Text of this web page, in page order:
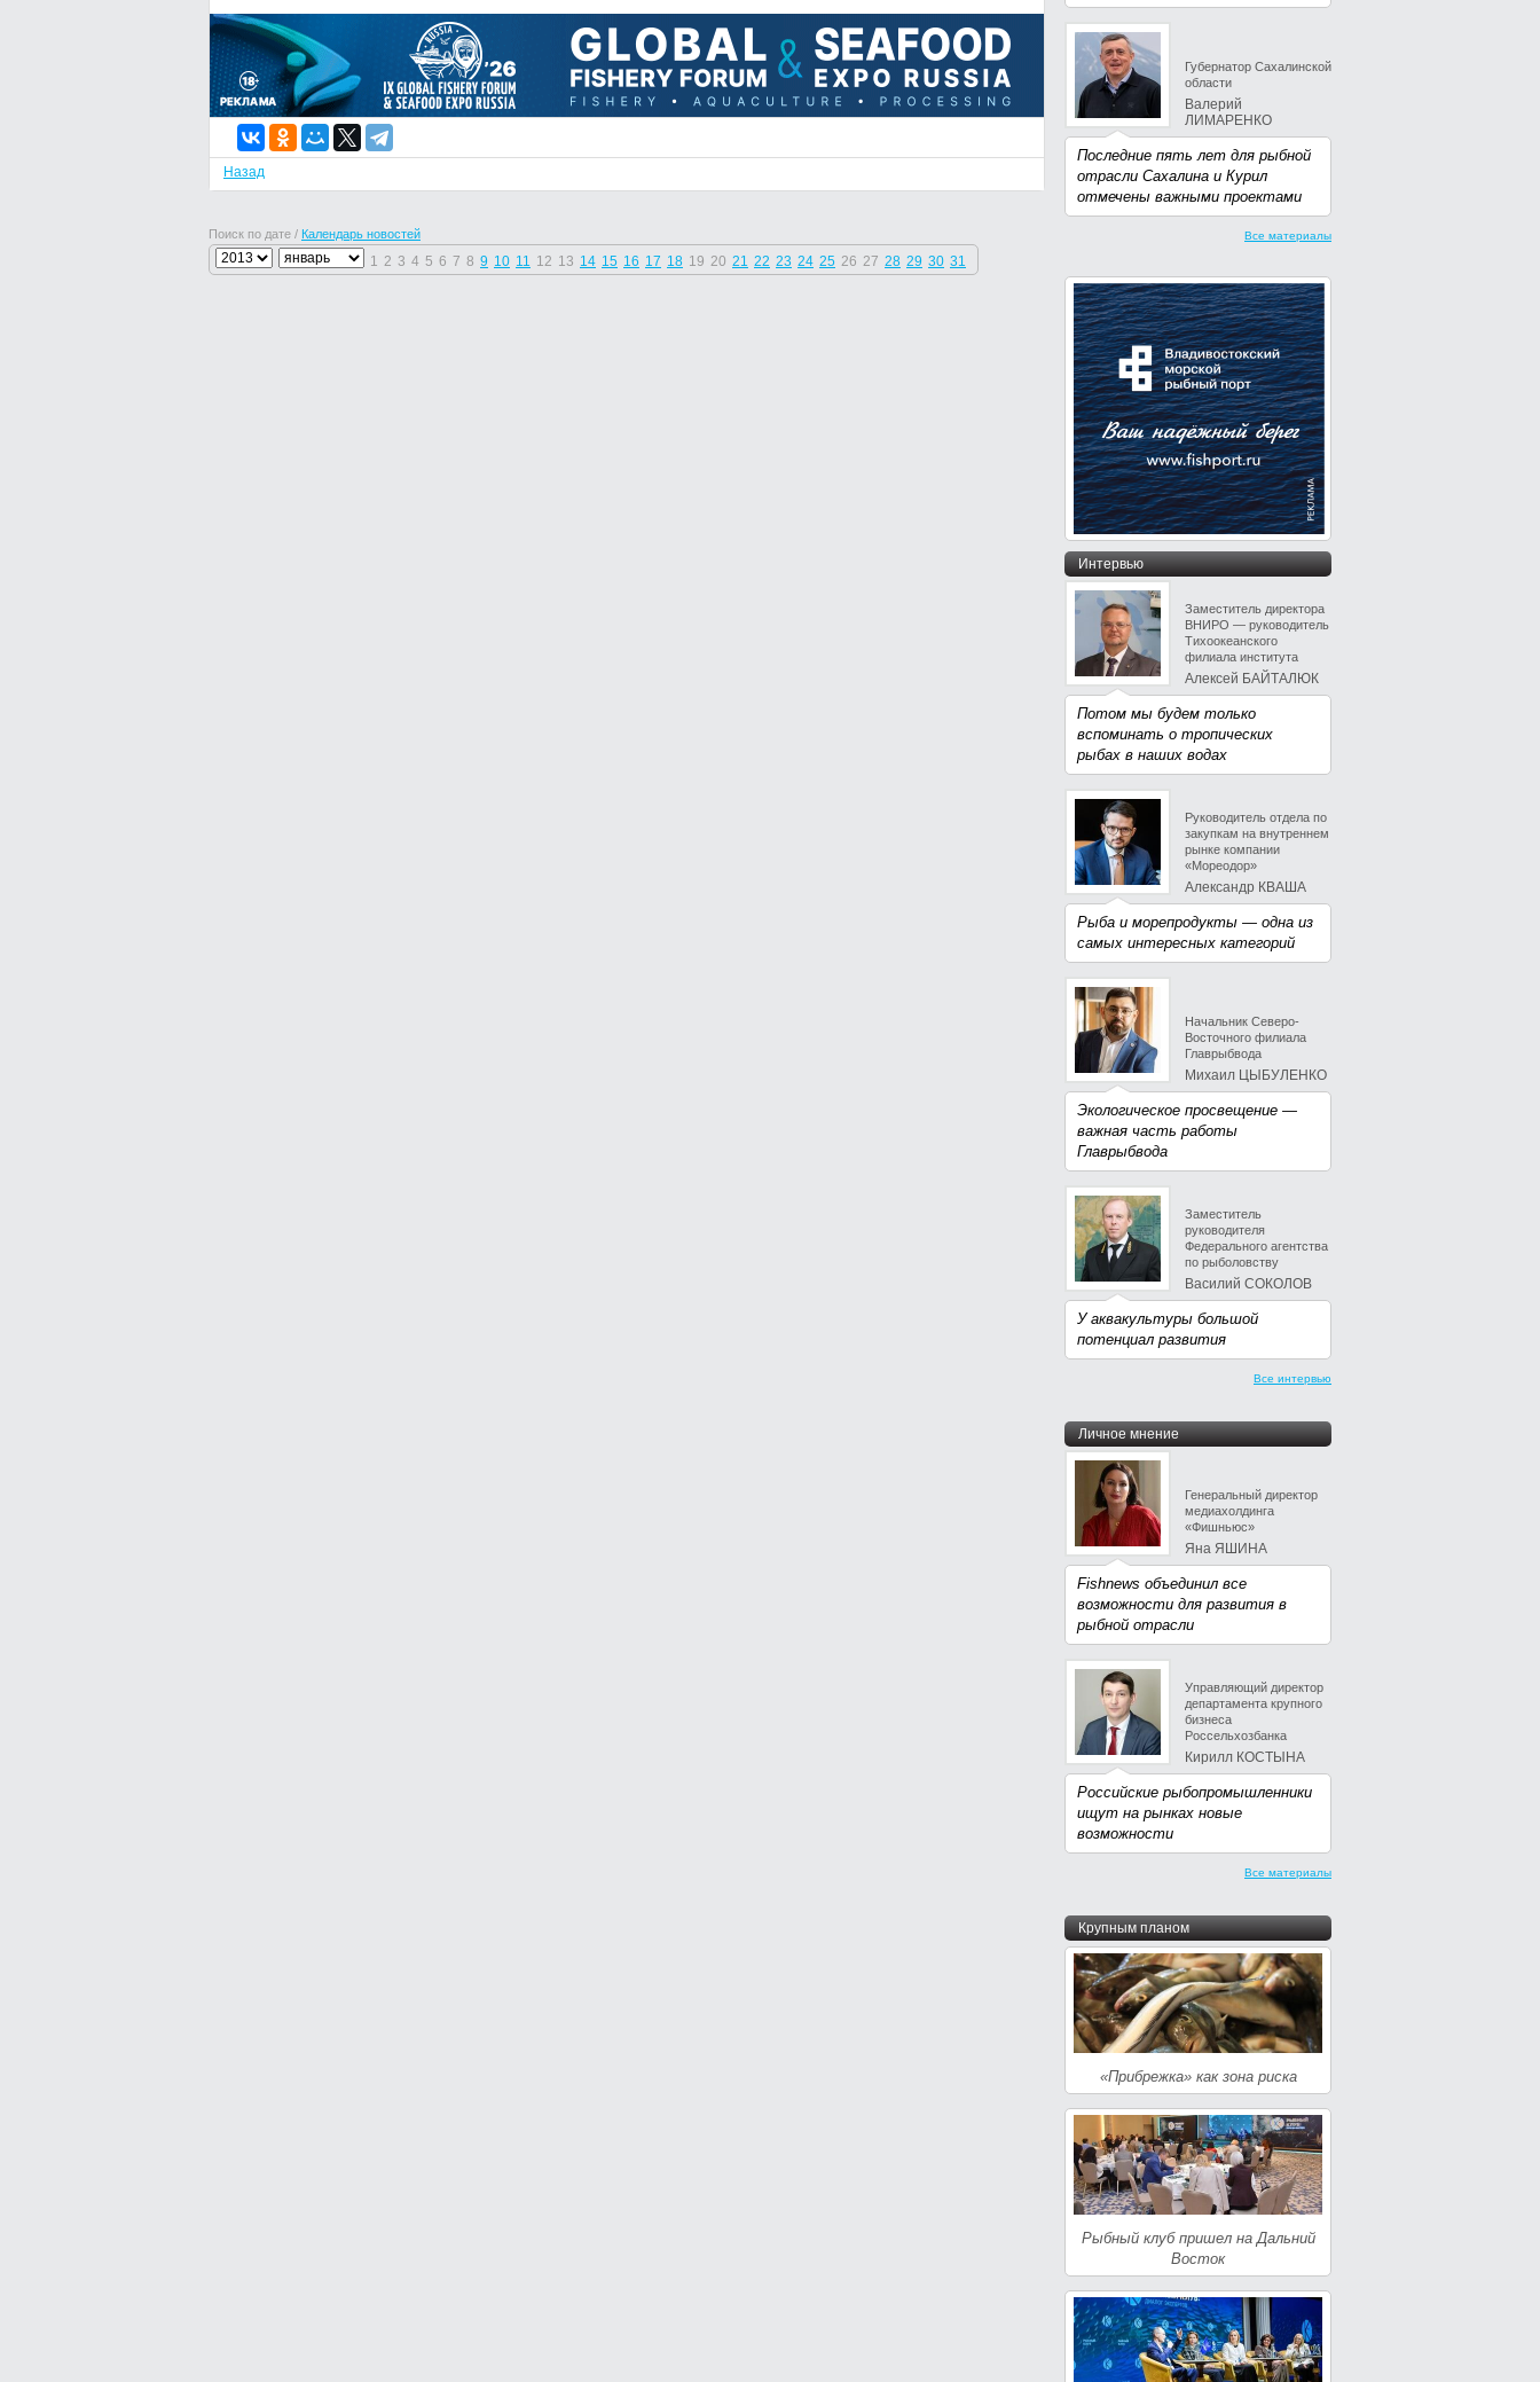
Назад
Поиск по дате / Календарь новостей
1 2 3 4 5 6 7 8 9 10 11 12 13 14 15 16 17 18 19 20 21 22 23 24 25 26 27 28 29 30 31
Губернатор Сахалинской
области
Валерий
ЛИМАРЕНКО
Последние пять лет для рыбной
отрасли Сахалина и Курил
отмечены важными проектами
Все материалы
Интервью
Заместитель директора
ВНИРО — руководитель
Тихоокеанского
филиала института
Алексей БАЙТАЛЮК
Потом мы будем только
вспоминать о тропических
рыбах в наших водах
Руководитель отдела по
закупкам на внутреннем
рынке компании
«Мореодор»
Александр КВАША
Рыба и морепродукты — одна из
самых интересных категорий
Начальник Северо-
Восточного филиала
Главрыбвода
Михаил ЦЫБУЛЕНКО
Экологическое просвещение —
важная часть работы
Главрыбвода
Заместитель
руководителя
Федерального агентства
по рыболовству
Василий СОКОЛОВ
У аквакультуры большой
потенциал развития
Все интервью
Личное мнение
Генеральный директор
медиахолдинга
«Фишньюс»
Яна ЯШИНА
Fishnews объединил все
возможности для развития в
рыбной отрасли
Управляющий директор
департамента крупного
бизнеса
Россельхозбанка
Кирилл КОСТЫНА
Российские рыбопромышленники
ищут на рынках новые
возможности
Все материалы
Крупным планом
«Прибрежка» как зона риска
Рыбный клуб пришел на Дальний
Восток